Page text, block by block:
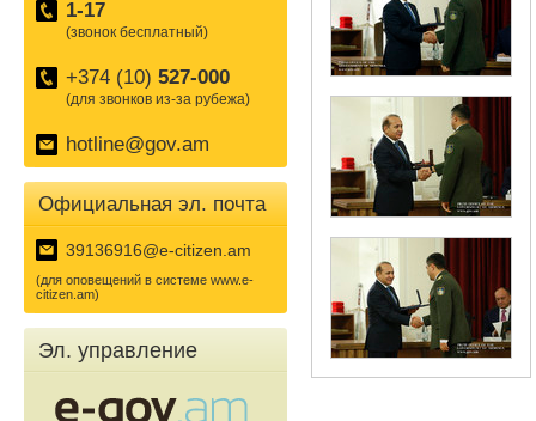
1-17
(звонок бесплатный)
+374 (10) 527-000
(для звонков из-за рубежа)
hotline@gov.am
Официальная эл. почта
39136916@e-citizen.am
(для оповещений в системе www.e-
citizen.am)
Эл. управление